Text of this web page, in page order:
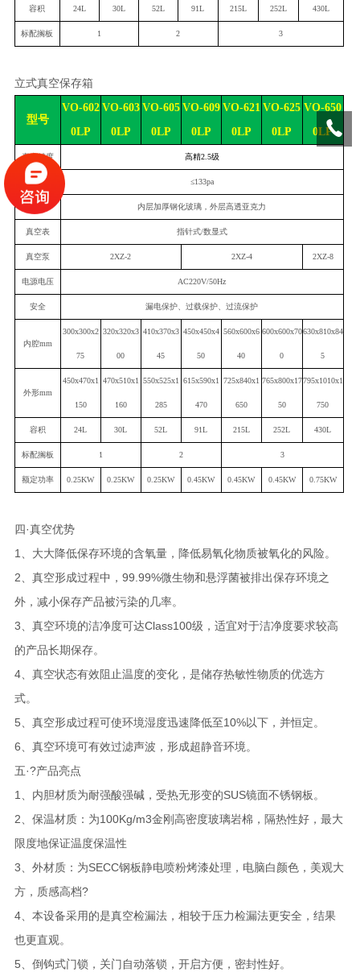
容积 24L 30L 52L 91L 215L 252L 430L
标配搁板 1 2 3
立式真空保存箱
型号
VO-602
0LP
VO-603
0LP
VO-605
0LP
VO-609
0LP
VO-621
0LP
VO-625
0LP
VO-650
0LP
真空精度 高精2.5级
可达真空度 ≤133pa
观测窗 内层加厚钢化玻璃，外层高透亚克力
真空表 指针式/数显式
真空泵 2XZ-2 2XZ-4 2XZ-8
电源电压 AC220V/50Hz
安全 漏电保护、过载保护、过流保护
内腔mm
300x300x2
75
320x320x3
00
410x370x3
45
450x450x4
50
560x600x6
40
600x600x70
0
630x810x84
5
外形mm
450x470x1
150
470x510x1
160
550x525x1
285
615x590x1
470
725x840x1
650
765x800x17
50
795x1010x1
750
容积 24L 30L 52L 91L 215L 252L 430L
标配搁板 1 2 3
额定功率 0.25KW 0 .25KW 0.25KW 0.45KW 0.45KW 0.45KW 0.75KW
四·真空优势
1、大大降低保存环境的含氧量，降低易氧化物质被氧化的风险。
2、真空形成过程中，99.99%微生物和悬浮菌被排出保存环境之
外，减小保存产品被污染的几率。
3、真空环境的洁净度可达Class100级，适宜对于洁净度要求较高
的产品长期保存。
4、真空状态有效阻止温度的变化，是储存热敏性物质的优选方
式。
5、真空形成过程可使环境湿度迅速降低至10%以下，并恒定。
6、真空环境可有效过滤声波，形成超静音环境。
五·?产品亮点
1、内胆材质为耐强酸强碱，受热无形变的SUS镜面不锈钢板。
2、保温材质：为100Kg/m3金刚高密度玻璃岩棉，隔热性好，最大
限度地保证温度保温性
3、外材质：为SECC钢板静电喷粉烤漆处理，电脑白颜色，美观大
方，质感高档?
4、本设备采用的是真空检漏法，相较于压力检漏法更安全，结果
也更直观。
5、倒钩式门锁，关门自动落锁，开启方便，密封性好。